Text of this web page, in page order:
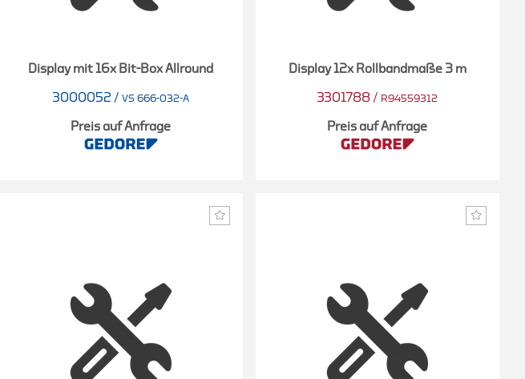
Display mit 16x Bit-Box Allround
3000052 / VS 666-032-A
Preis auf Anfrage
Display 12x Rollbandmaße 3 m
3301788 / R94559312
Preis auf Anfrage